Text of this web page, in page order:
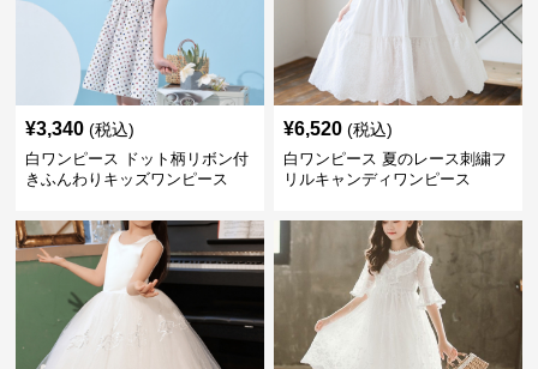
¥3,340 (税込)
白ワンピース ドット柄リボン付
きふんわりキッズワンピース
¥6,520 (税込)
白ワンピース 夏のレース刺繍フ
リルキャンディワンピース